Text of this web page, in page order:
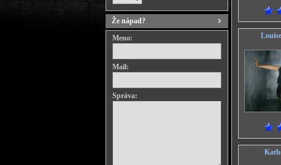
Že nápad?
Meno:
Mail:
Správa: